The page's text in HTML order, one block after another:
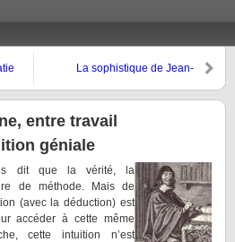
La sophistique de Jean-
entre travail
géniale
dit que la vérité, la
de méthode. Mais de
(avec la déduction) est
accéder à cette même
cette intuition n’est